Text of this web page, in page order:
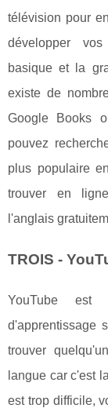
télévision pour
développer
basique et la
existe de
Google Books
pouvez
plus populaire
trouver en
l'anglais
TROIS -
YouTube est
d'apprentissage
trouver
langue car c'est
est trop difficile,